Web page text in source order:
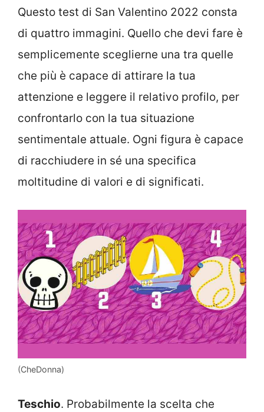
Questo test di San Valentino 2022 consta
di quattro immagini. Quello che devi fare è
semplicemente sceglierne una tra quelle
che più è capace di attirare la tua
attenzione e leggere il relativo profilo, per
confrontarlo con la tua situazione
sentimentale attuale. Ogni figura è capace
di racchiudere in sé una specifica
moltitudine di valori e di significati.
(CheDonna)
Teschio. Probabilmente la scelta che